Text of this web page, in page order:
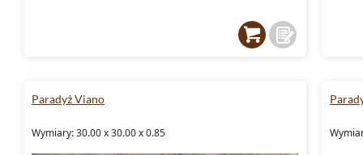
Paradyż Viano
Wymiary: 30.00 x 30.00 x 0.85